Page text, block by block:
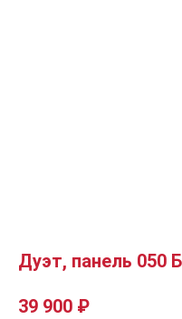
Дуэт, панель 050
39 900 ₽